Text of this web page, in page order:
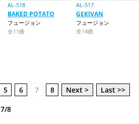
AL-518
BAKED POTATO
フュージョン
全11曲
AL-517
GEKIVAN
フュージョン
全14曲
5 6 7 8 Next >
Last >>
7/8